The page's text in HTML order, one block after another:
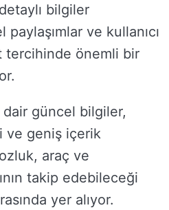
bilgiler
ve kullanıcı
tercihinde önemli bir
dair güncel bilgiler,
ve geniş içerik
araç ve
takip edebileceği
yer alıyor.